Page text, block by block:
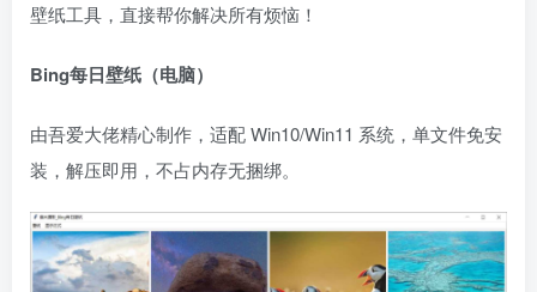
壁纸工具，直接帮你解决所有烦恼！
Bing每日壁纸（电脑）
由吾爱大佬精心制作，适配 Win10/Win11 系统，单文件免安
装，解压即用，不占内存无捆绑。